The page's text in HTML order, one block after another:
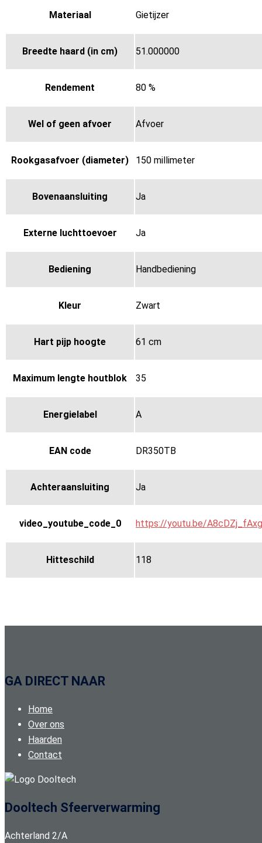
Materiaal Gietijzer
Breedte haard (in cm) 51.000000
Rendement 80 %
Wel of geen afvoer Afvoer
Rookgasafvoer (diameter) 150 millimeter
Bovenaansluiting Ja
Externe luchttoevoer Ja
Bediening Handbediening
Kleur Zwart
Hart pijp hoogte 61 cm
Maximum lengte houtblok 35
Energielabel A
EAN code DR350TB
Achteraansluiting Ja
video_youtube_code_0 https://youtu.be/A8cDZj_fAxg
Hitteschild 118
GA DIRECT NAAR
Home
Over ons
Haarden
Contact
Dooltech Sfeerverwarming
Achterland 2/A